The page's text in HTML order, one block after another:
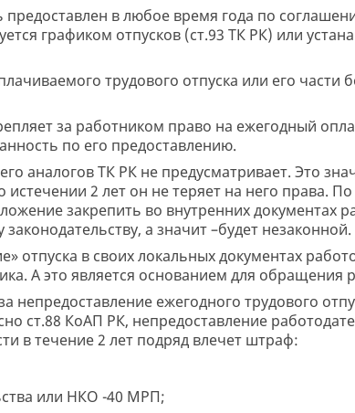
предоставлен в любое время года по
графиком отпусков (ст.93 ТК РК) или
трудового отпуска или его части
за работником право на ежегодный
по его предоставлению.
аналогов ТК РК не предусматривает. Это
истечении 2 лет он не теряет на него права.
закрепить во внутренних документах
а значит –будет незаконной.
отпуска в своих локальных документах
А это является основанием для обращения
непредоставление ежегодного трудового
ст.88 КоАП РК, непредоставление
в течение 2 лет подряд влечет штраф:
или НКО -40 МРП;